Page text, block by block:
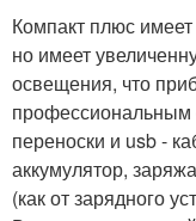
Компакт плюс имеет
но имеет
освещения, что
профессиональным
переноски и usb -
аккумулятор,
(как от зарядного